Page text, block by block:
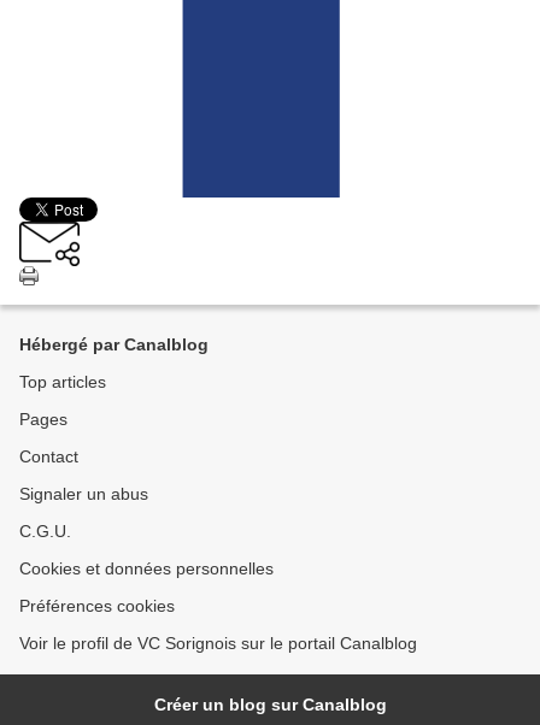
Hébergé par Canalblog
Top articles
Pages
Contact
Signaler un abus
C.G.U.
Cookies et données personnelles
Préférences cookies
Voir le profil de VC Sorignois sur le portail Canalblog
Créer un blog sur Canalblog